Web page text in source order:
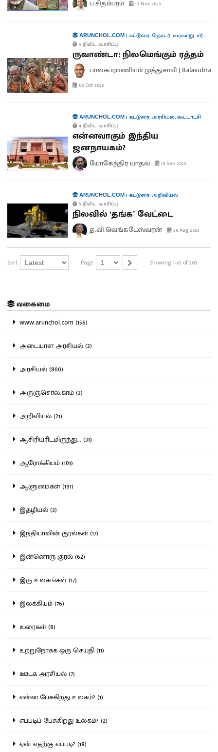
ப.சிதம்பரம் 13 Nov 2023
ARUNCHOL.COM| கட்டுரை,தொடர், வரலாறு, சர்வதேசம்
5 நிமிட வாசிப்பு
ருவாண்டா: நிலமெங்கும் ரத்தம்
பாலசுப்ரமணியம் முத்துசாமி |
08 Oct 2023
ARUNCHOL.COM| கட்டுரை,அரசியல்,கூட்டாட்சி
4 நிமிட வாசிப்பு
என்னவாகும் இந்திய
ஜனநாயகம்?
யோகேந்திர யாதவ் 19 Sep 2023
ARUNCHOL.COM| கட்டுரை,அறிவியல்
5 நிமிட வாசிப்பு
நிலவில் ‘தங்க’ வேட்டை
த.வி.வெங்கடேஸ்வரன் 30 Aug 2023
Sort Page Showing 1-10 of 205
வகைமை
www.arunchol.com (156)
அடையாள அரசியல் (2)
அரசியல் (800)
அருஞ்சொல்.காம் (3)
அறிவியல் (21)
ஆசிரியரிடமிருந்து... (31)
ஆரோக்கியம் (101)
ஆளுமைகள் (191)
இதழியல் (3)
இந்தியாவின் குரல்கள் (17)
இன்னொரு குரல் (62)
இரு உலகங்கள் (17)
இலக்கியம் (76)
உரைகள் (8)
உற்றுநோக்க ஒரு செய்தி (11)
ஊடக அரசியல் (7)
என்ன பேசுகிறது உலகம்? (1)
எப்படிப் பேசுகிறது உலகம்? (2)
ஏன் எதற்கு எப்படி? (18)